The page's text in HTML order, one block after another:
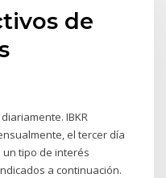
de
IBKR
el tercer día
un tipo de interés
a continuación.